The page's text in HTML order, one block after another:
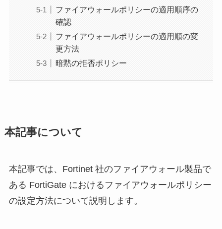
ファイアウォールポリシーの適用順序の
確認
ファイアウォールポリシーの適用順の変
更方法
暗黙の拒否ポリシー
本記事について
本記事では、Fortinet 社のファイアウォール製品で
ある FortiGate におけるファイアウォールポリシー
の設定方法について説明します。